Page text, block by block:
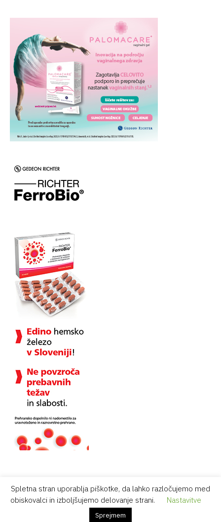
Vsebina je namenjena strokovni javnosti.
Spletna stran uporablja piškotke, da lahko razločujemo med
obiskovalci in izboljšujemo delovanje strani.
Nastavitve
Sprejmem